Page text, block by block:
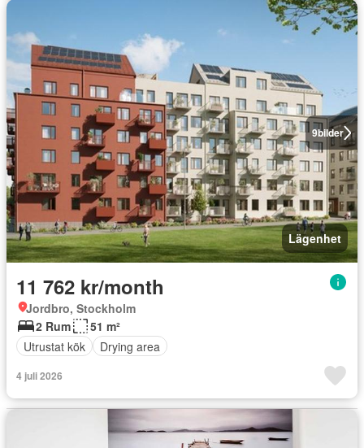
9bilder
Lägenhet
11 762 kr/month
Jordbro, Stockholm
2 Rum
51 m²
Utrustat kök
Drying area
4 juli 2026